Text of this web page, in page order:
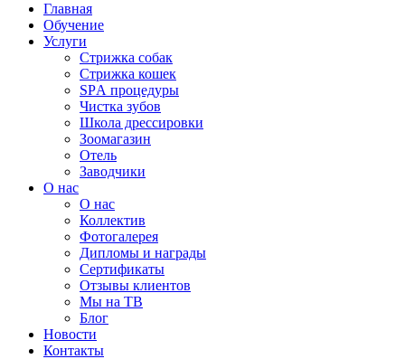
Главная
Обучение
Услуги
Стрижка собак
Стрижка кошек
SPА процедуры
Чистка зубов
Школа дрессировки
Зоомагазин
Отель
Заводчики
О нас
О нас
Коллектив
Фотогалерея
Дипломы и награды
Сертификаты
Отзывы клиентов
Мы на ТВ
Блог
Новости
Контакты